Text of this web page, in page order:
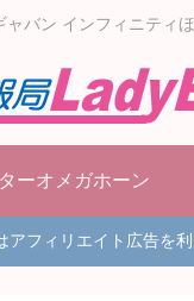
バン インフィニティ
ーオメガホーン
アフィリエイト広告を